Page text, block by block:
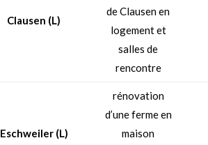
Clausen (L)
de Clausen en
logement et
salles de
rencontre
Eschweiler(L)
rénovation
d’une ferme en
maison